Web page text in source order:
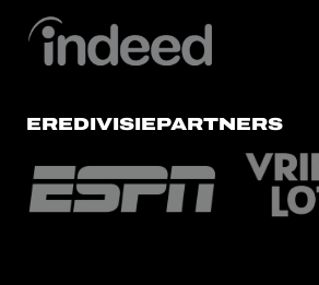
EREDIVISIEPARTNERS